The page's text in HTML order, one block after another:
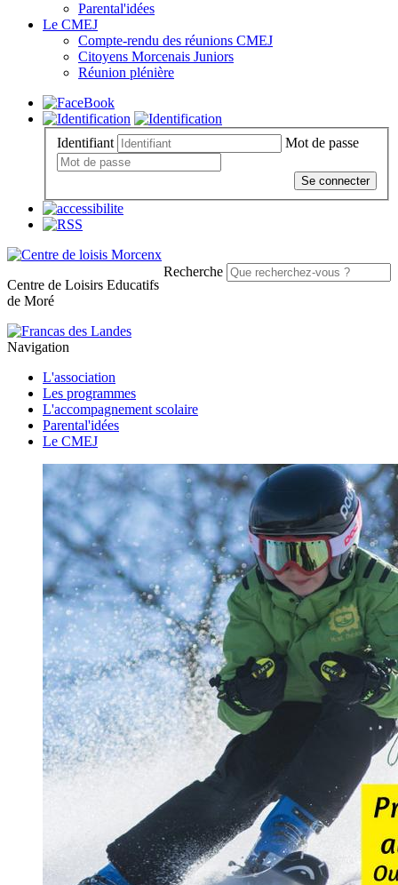
Parental'idées
Le CMEJ
Compte-rendu des réunions CMEJ
Citoyens Morcenais Juniors
Réunion plénière
Identifiant Mot de passe
Se connecter
Recherche
Centre de Loisirs Educatifs
de Moré
Navigation
L'association
Les programmes
L'accompagnement scolaire
Parental'idées
Le CMEJ